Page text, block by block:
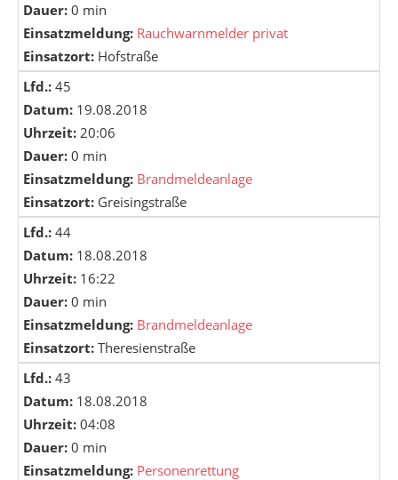
Dauer: 0 min
Einsatzmeldung: Rauchwarnmelder privat
Einsatzort: Hofstraße
Lfd.: 45
Datum: 19.08.2018
Uhrzeit: 20:06
Dauer: 0 min
Einsatzmeldung: Brandmeldeanlage
Einsatzort: Greisingstraße
Lfd.: 44
Datum: 18.08.2018
Uhrzeit: 16:22
Dauer: 0 min
Einsatzmeldung: Brandmeldeanlage
Einsatzort: Theresienstraße
Lfd.: 43
Datum: 18.08.2018
Uhrzeit: 04:08
Dauer: 0 min
Einsatzmeldung: Personenrettung